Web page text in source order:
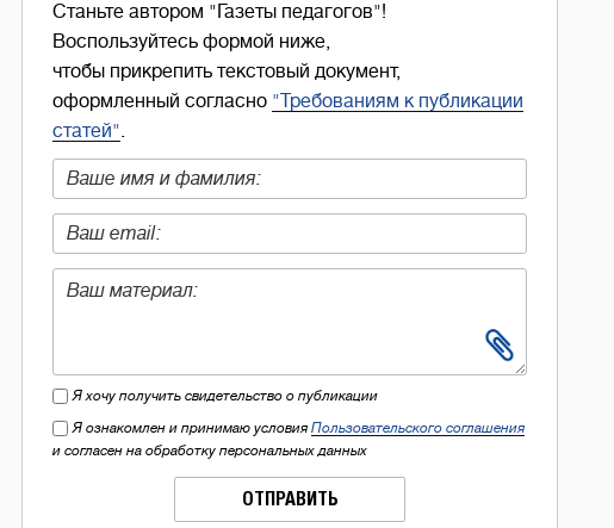
Станьте автором "Газеты педагогов"!
Воспользуйтесь формой ниже,
чтобы прикрепить текстовый документ,
оформленный согласно "Требованиям к публикации
статей".
Я хочу получить свидетельство о публикации
Я ознакомлен и принимаю условия Пользовательского соглашения
и согласен на обработку персональных данных
ОТПРАВИТЬ